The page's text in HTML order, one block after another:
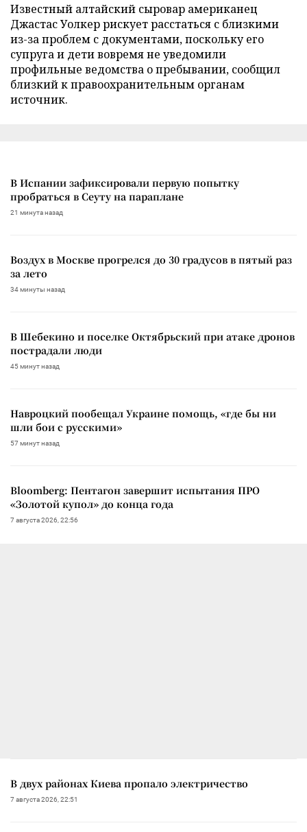
Известный алтайский сыровар американец
Джастас Уолкер рискует расстаться с близкими
из-за проблем с документами, поскольку его
супруга и дети вовремя не уведомили
профильные ведомства о пребывании, сообщил
близкий к правоохранительным органам
источник.
В Испании зафиксировали первую попытку
пробраться в Сеуту на параплане
21 минута назад
Воздух в Москве прогрелся до 30 градусов в пятый раз
за лето
34 минуты назад
В Шебекино и поселке Октябрьский при атаке дронов
пострадали люди
45 минут назад
Навроцкий пообещал Украине помощь, «где бы ни
шли бои с русскими»
57 минут назад
Bloomberg: Пентагон завершит испытания ПРО
«Золотой купол» до конца года
7 августа 2026, 22:56
В двух районах Киева пропало электричество
7 августа 2026, 22:51